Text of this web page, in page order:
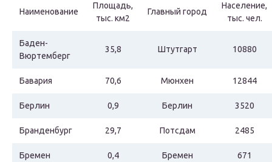
Наименование
Площадь,
тыс. км2
Главный город
Население,
тыс. чел.
Баден-
Вюртемберг
35,8 Штутгарт 10880
Бавария 70,6 Мюнхен 12844
Берлин 0,9 Берлин 3520
Бранденбург 29,7 Потсдам 2485
Бремен 0,4 Бремен 671